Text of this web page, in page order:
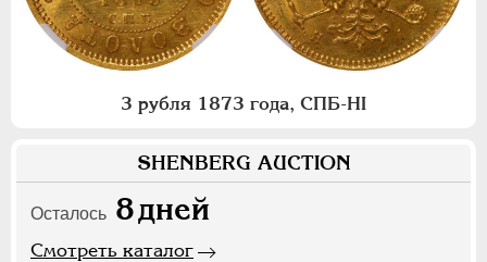
3 рубля 1873 года, СПБ-НI
SHENBERG AUCTION
Осталось 8дней
Смотреть каталог